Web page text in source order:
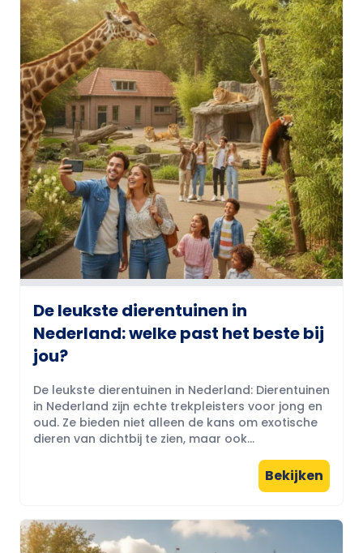
De leukste dierentuinen in
Nederland: welke past het beste bij
jou?
De leukste dierentuinen in Nederland: Dierentuinen
in Nederland zijn echte trekpleisters voor jong en
oud. Ze bieden niet alleen de kans om exotische
dieren van dichtbij te zien, maar ook...
Bekijken